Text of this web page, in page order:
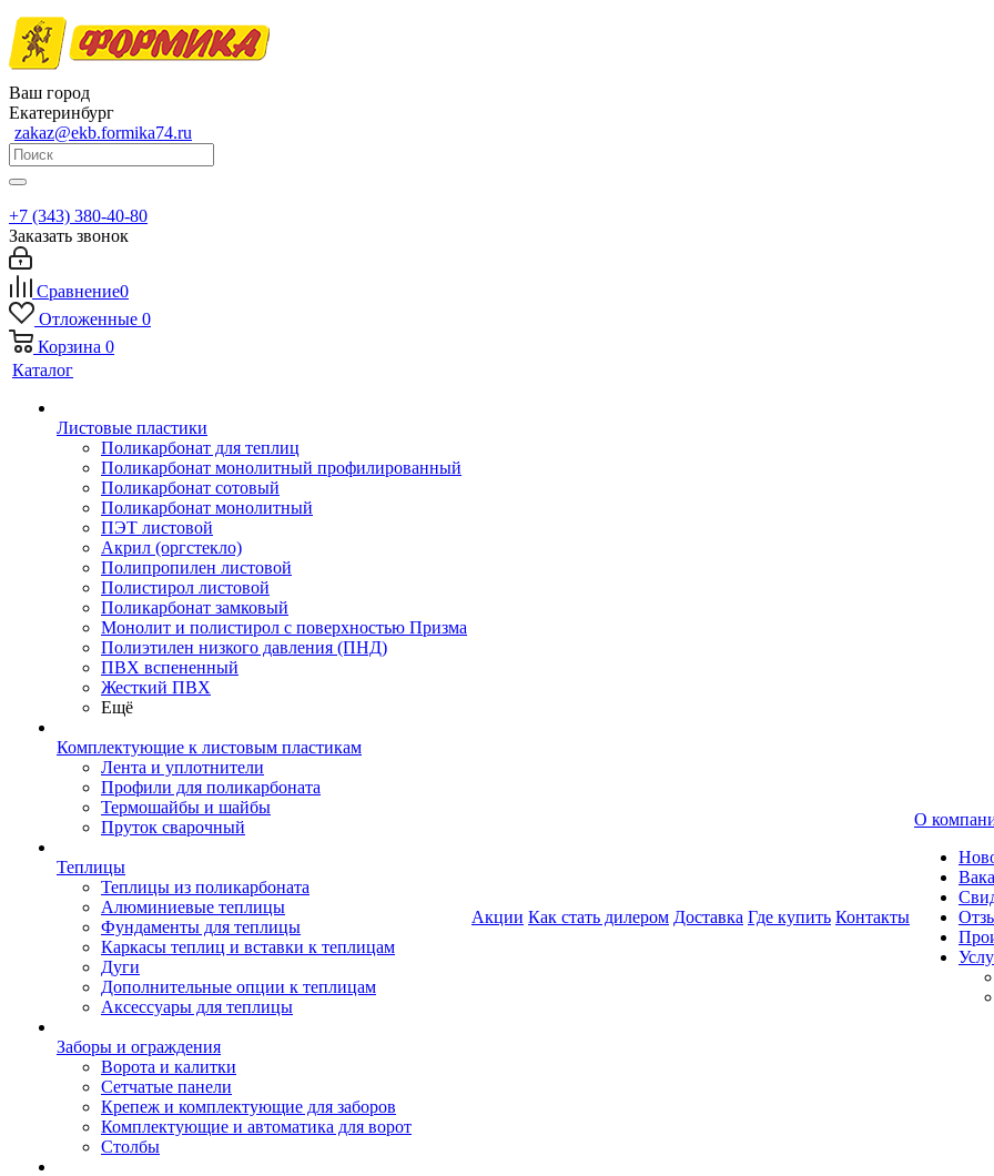
Ваш город
Екатеринбург
zakaz@ekb.formika74.ru
+7 (343) 380-40-80
Заказать звонок
Сравнение0
Отложенные 0
Корзина 0
Каталог
Листовые пластики
Поликарбонат для теплиц
Поликарбонат монолитный профилированный
Поликарбонат сотовый
Поликарбонат монолитный
ПЭТ листовой
Акрил (оргстекло)
Полипропилен листовой
Полистирол листовой
Поликарбонат замковый
Монолит и полистирол с поверхностью Призма
Полиэтилен низкого давления (ПНД)
ПВХ вспененный
Жесткий ПВХ
Ещё
Комплектующие к листовым пластикам
Лента и уплотнители
Профили для поликарбоната
Термошайбы и шайбы
Пруток сварочный
Теплицы
Теплицы из поликарбоната
Алюминиевые теплицы
Фундаменты для теплицы
Каркасы теплиц и вставки к теплицам
Дуги
Дополнительные опции к теплицам
Аксессуары для теплицы
Заборы и ограждения
Ворота и калитки
Сетчатые панели
Крепеж и комплектующие для заборов
Комплектующие и автоматика для ворот
Столбы
Акции Как стать дилером Доставка Где купить Контакты
О